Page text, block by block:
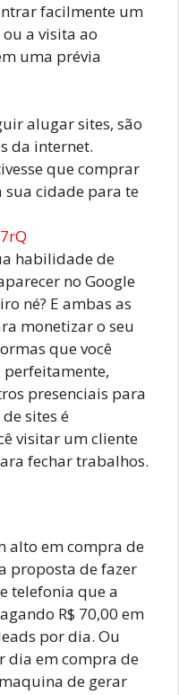
facilmente um
a visita ao
uma prévia
alugar sites, são
da internet.
que comprar
cidade para te
habilidade de
no Google
né? E ambas as
monetizar o seu
que você
perfeitamente,
presenciais para
sites é
visitar um cliente
fechar trabalhos.
alto em compra de
proposta de fazer
telefonia que a
R$ 70,00 em
por dia. Ou
dia em compra de
maquina de gerar